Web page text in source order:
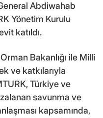
Abdiwahab
Yönetim Kurulu
katıldı.
Bakanlığı ile Milli
ve katkılarıyla
Türkiye ve
savunma ve
kapsamında,